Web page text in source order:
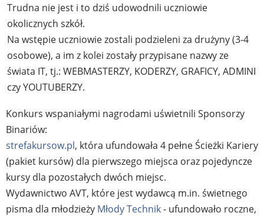
Trudna nie jest i to dziś udowodnili uczniowie
okolicznych szkół.
Na wstępie uczniowie zostali podzieleni za drużyny (3-4
osobowe), a im z kolei zostały przypisane nazwy ze
świata IT, tj.: WEBMASTERZY, KODERZY, GRAFICY, ADMINI
czy YOUTUBERZY.
Konkurs wspaniałymi nagrodami uświetnili Sponsorzy
Binariów:
strefakursow.pl, która ufundowała 4 pełne Ścieżki Kariery
(pakiet kursów) dla pierwszego miejsca oraz pojedyncze
kursy dla pozostałych dwóch miejsc.
Wydawnictwo AVT, które jest wydawcą m.in. świetnego
pisma dla młodzieży Młody Technik- ufundowało roczne,